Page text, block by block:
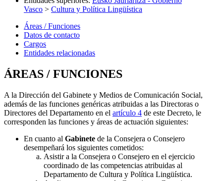
Vasco > Cultura y Política Lingüística
Áreas / Funciones
Datos de contacto
Cargos
Entidades relacionadas
ÁREAS / FUNCIONES
A la Dirección del Gabinete y Medios de Comunicación Social,
además de las funciones genéricas atribuidas a las Directoras o
Directores del Departamento en el artículo 4 de este Decreto, le
corresponden las funciones y áreas de actuación siguientes:
En cuanto al Gabinete de la Consejera o Consejero
desempeñará los siguientes cometidos:
Asistir a la Consejera o Consejero en el ejercicio
coordinado de las competencias atribuidas al
Departamento de Cultura y Política Lingüística.